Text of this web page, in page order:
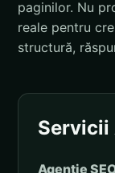
paginilor. Nu
reale pentru
structură,
Servicii
Agenție